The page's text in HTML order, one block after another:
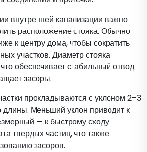
внутренней канализации важно
расположение стояка. Обычно
к центру дома, чтобы сократить
участков. Диаметр стояка
обеспечивает стабильный отвод
засоры.
прокладываются с уклоном 2–3
Меньший уклон приводит к
— к быстрому сходу
твердых частиц, что также
засоров.